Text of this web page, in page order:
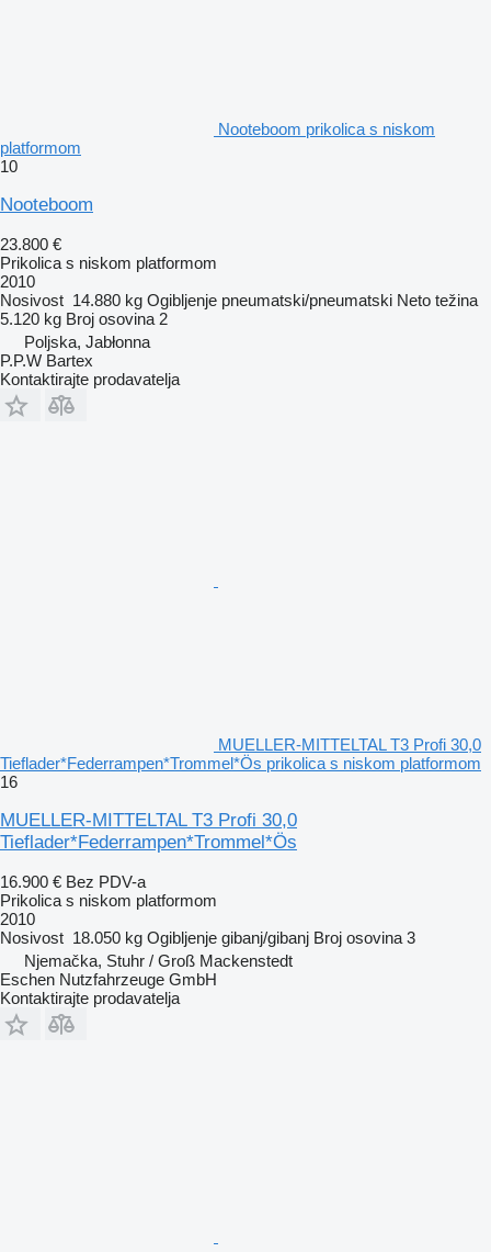
Nooteboom prikolica s niskom
platformom
10
Nooteboom
23.800 €
Prikolica s niskom platformom
2010
Nosivost 14.880 kg Ogibljenje pneumatski/pneumatski Neto težina
5.120 kg Broj osovina 2
Poljska, Jabłonna
P.P.W Bartex
Kontaktirajte prodavatelja
MUELLER-MITTELTAL T3 Profi 30,0
Tieflader*Federrampen*Trommel*Ös prikolica s niskom platformom
16
MUELLER-MITTELTAL T3 Profi 30,0
Tieflader*Federrampen*Trommel*Ös
16.900 € Bez PDV-a
Prikolica s niskom platformom
2010
Nosivost 18.050 kg Ogibljenje gibanj/gibanj Broj osovina 3
Njemačka, Stuhr / Groß Mackenstedt
Eschen Nutzfahrzeuge GmbH
Kontaktirajte prodavatelja